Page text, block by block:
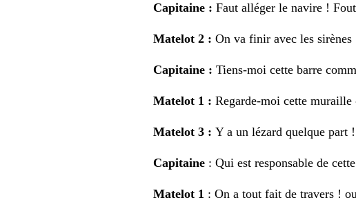
Capitaine : Faut alléger le navire !
Matelot 2 : On va finir avec les
Capitaine : Tiens-moi cette barre
Matelot 1 : Regarde-moi cette
Matelot 3 : Y a un lézard quelque part
Capitaine : Qui est responsable de
Matelot 1 : On a tout fait de travers !